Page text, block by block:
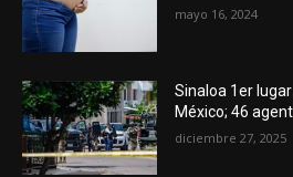
mayo 16, 2024
Sinaloa 1er
México; 46
diciembre 27, 2025